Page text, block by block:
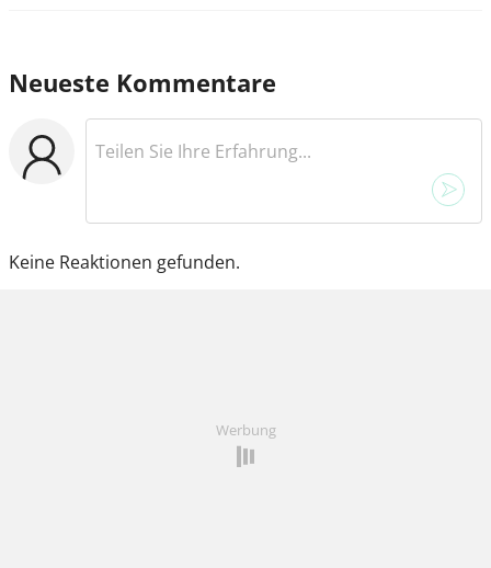
Neueste Kommentare
Keine Reaktionen gefunden.
Werbung